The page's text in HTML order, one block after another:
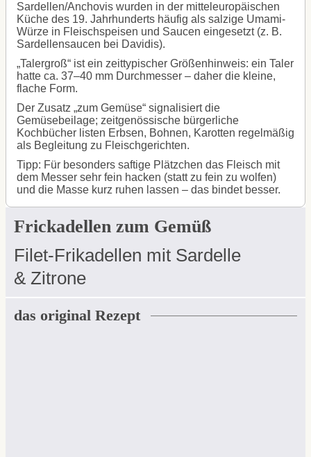
Sardellen/Anchovis wurden in der mitteleuropäischen
Küche des 19. Jahrhunderts häufig als salzige Umami-
Würze in Fleischspeisen und Saucen eingesetzt (z. B.
Sardellensaucen bei Davidis).
„Talergroß“ ist ein zeittypischer Größenhinweis: ein Taler
hatte ca. 37–40 mm Durchmesser – daher die kleine,
flache Form.
Der Zusatz „zum Gemüse“ signalisiert die
Gemüsebeilage; zeitgenössische bürgerliche
Kochbücher listen Erbsen, Bohnen, Karotten regelmäßig
als Begleitung zu Fleischgerichten.
Tipp: Für besonders saftige Plätzchen das Fleisch mit
dem Messer sehr fein hacken (statt zu fein zu wolfen)
und die Masse kurz ruhen lassen – das bindet besser.
Frickadellen zum Gemüß
Filet-Frikadellen mit Sardelle
& Zitrone
das original Rezept